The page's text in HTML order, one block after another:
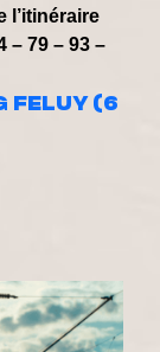
l’itinéraire
– 79 – 93 –
Feluy (6